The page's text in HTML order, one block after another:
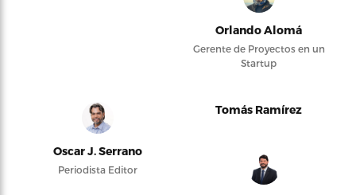
Orlando Alomá
Gerente de Proyectos en un
Startup
Oscar J. Serrano
Periodista Editor
Tomás Ramírez